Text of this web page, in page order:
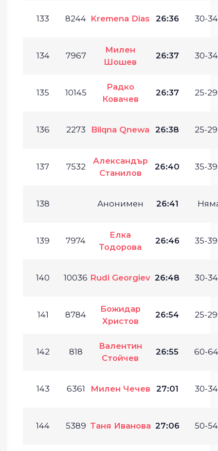
133 8244 Kremena Dias 26:36 30-
134 7967
Милен
Шошев
26:37 30-
135 10145
Радко
Ковачев
26:37 25-
136 2273 Bilqna Qnewa 26:38 25-
137 7532
Александър
Станилов
26:40 35-
138 Анонимен 26:41
139 7974
Елка
Тодорова
26:46 35-
140 10036 Rudi Georgiev 26:48 30-
141 8784
Божидар
Христов
26:54 25-
142 818
Валентин
Стойчев
26:55 60-
143 6361 Милен Чечев 27:01 30-
144 5389 Таня Иванова 27:06 50-